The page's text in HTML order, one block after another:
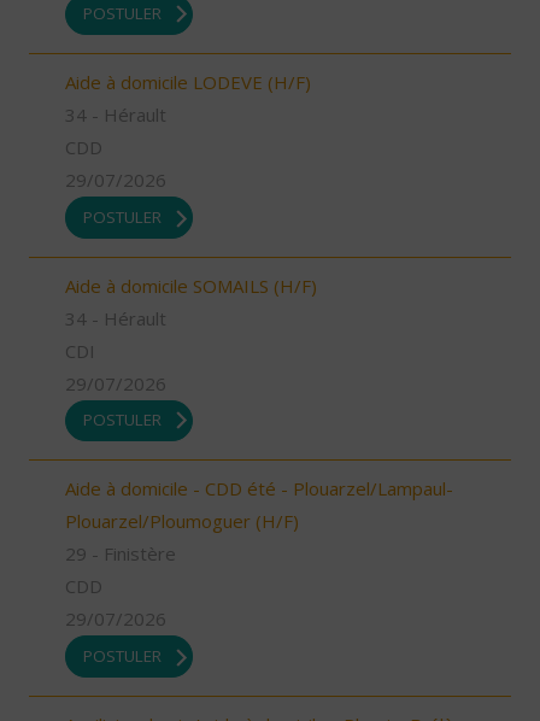
POSTULER
Aide à domicile LODEVE (H/F)
34 - Hérault
CDD
29/07/2026
POSTULER
Aide à domicile SOMAILS (H/F)
34 - Hérault
CDI
29/07/2026
POSTULER
Aide à domicile - CDD été - Plouarzel/Lampaul-
Plouarzel/Ploumoguer (H/F)
29 - Finistère
CDD
29/07/2026
POSTULER